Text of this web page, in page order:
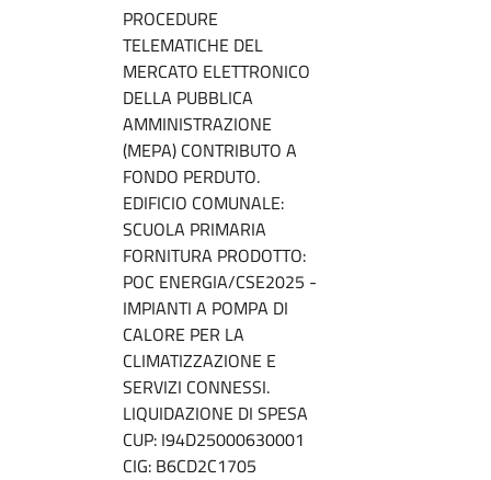
PROCEDURE
TELEMATICHE DEL
MERCATO ELETTRONICO
DELLA PUBBLICA
AMMINISTRAZIONE
(MEPA) CONTRIBUTO A
FONDO PERDUTO.
EDIFICIO COMUNALE:
SCUOLA PRIMARIA
FORNITURA PRODOTTO:
POC ENERGIA/CSE2025 -
IMPIANTI A POMPA DI
CALORE PER LA
CLIMATIZZAZIONE E
SERVIZI CONNESSI.
LIQUIDAZIONE DI SPESA
CUP: I94D25000630001
CIG: B6CD2C1705